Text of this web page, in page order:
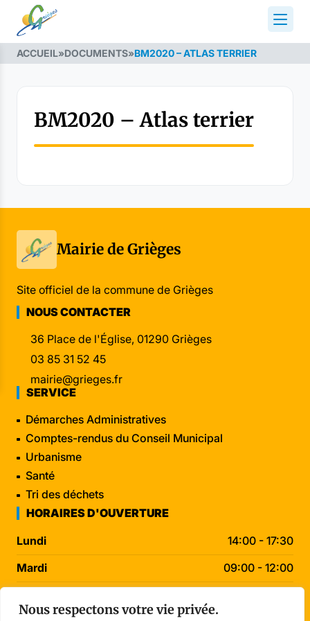
Nous respectons votre vie privée.
ACCUEIL»DOCUMENTS»BM2020 – ATLAS TERRIER
BM2020 – Atlas terrier
Mairie de Grièges
Site officiel de la commune de Grièges
NOUS CONTACTER
36 Place de l'Église, 01290 Grièges
03 85 31 52 45
mairie@grieges.fr
SERVICE
Démarches Administratives
Comptes-rendus du Conseil Municipal
Urbanisme
Santé
Tri des déchets
HORAIRES D'OUVERTURE
Lundi
14:00 - 17:30
Mardi
09:00 - 12:00